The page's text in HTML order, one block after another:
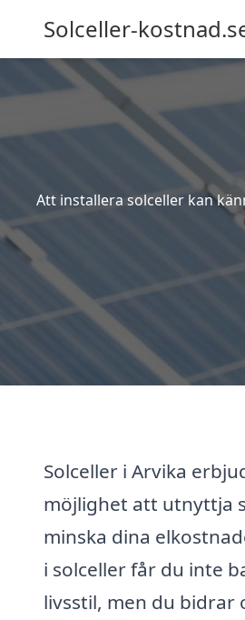
Solceller-
Att installera solceller kan
Solceller i Arvika
möjlighet att utnyttja
minska dina
i solceller får du inte
livsstil, men du bidrar